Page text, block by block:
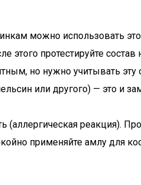
можно использовать
протестируйте состав
но нужно учитывать
или другого) — это и
реакция).
применяйте амлу для